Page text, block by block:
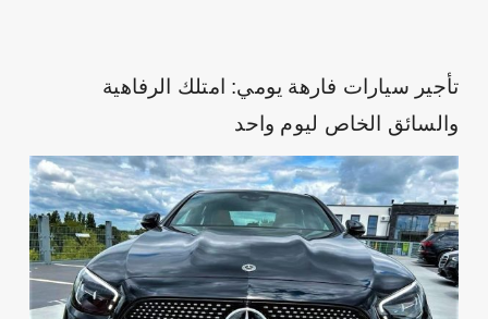
تأجير سيارات فارهة يومي: امتلك الرفاهية
والسائق الخاص ليوم واحد